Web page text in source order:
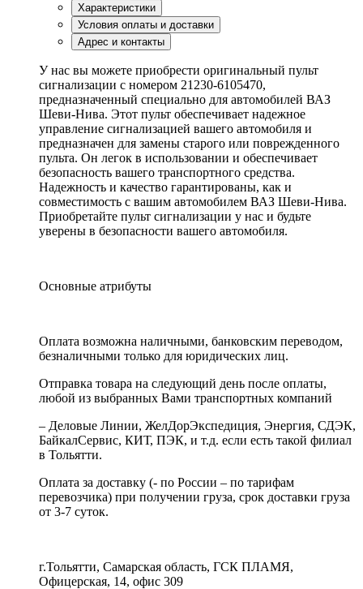
Характеристики
Условия оплаты и доставки
Адрес и контакты
У нас вы можете приобрести оригинальный пульт
сигнализации с номером 21230-6105470,
предназначенный специально для автомобилей ВАЗ
Шеви-Нива. Этот пульт обеспечивает надежное
управление сигнализацией вашего автомобиля и
предназначен для замены старого или поврежденного
пульта. Он легок в использовании и обеспечивает
безопасность вашего транспортного средства.
Надежность и качество гарантированы, как и
совместимость с вашим автомобилем ВАЗ Шеви-Нива.
Приобретайте пульт сигнализации у нас и будьте
уверены в безопасности вашего автомобиля.
Основные атрибуты
Оплата возможна наличными, банковским переводом,
безналичными только для юридических лиц.
Отправка товара на следующий день после оплаты,
любой из выбранных Вами транспортных компаний
– Деловые Линии, ЖелДорЭкспедиция, Энергия, СДЭК,
БайкалСервис, КИТ, ПЭК, и т.д. если есть такой филиал
в Тольятти.
Оплата за доставку (- по России – по тарифам
перевозчика) при получении груза, срок доставки груза
от 3-7 суток.
г.Тольятти, Самарская область, ГСК ПЛАМЯ,
Офицерская, 14, офис 309